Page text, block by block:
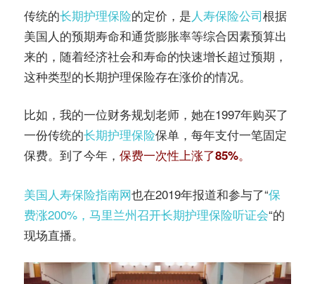
传统的长期护理保险的定价，是 人寿保险公司根据
美国人的预期寿命和通货膨胀率等综合因素预算出
来的，随着经济社会和寿命的快速增长超过预期，
这种类型的长期护理保险存在涨价的情况。
比如，我的一位财务规划老师，她在1997年购买了
一份传统的长期护理保险保单，每年支付一笔固定
保费。到了今年， 保费一次性上涨了85%。
美国人寿保险指南网也在2019年报道和参与了“保
费涨200%，马里兰州召开长期护理保险听证会“的
现场直播。